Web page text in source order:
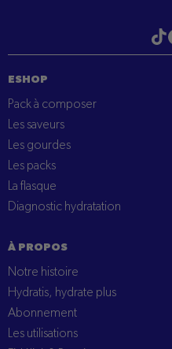
ESHOP
Pack à composer
Les saveurs
Les gourdes
Les packs
La flasque
Diagnostic hydratation
À PROPOS
Notre histoire
Hydratis, hydrate plus
Abonnement
Les utilisations